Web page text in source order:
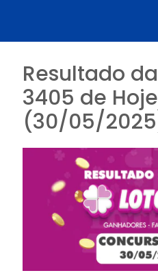
Resultado
3405 de Hoje
(30/05/